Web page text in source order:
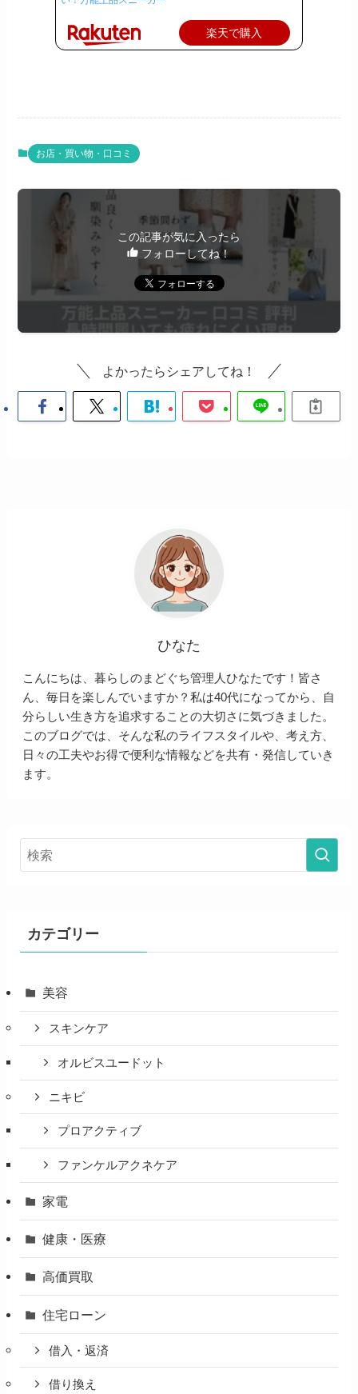
楽天で購入
お店・買い物・口コミ
この記事が気に入ったら
フォローしてね！
よかったらシェアしてね！
ひなた
こんにちは、暮らしのまどぐち管理人ひなたです！皆さ
ん、毎日を楽しんでいますか？私は40代になってから、自
分らしい生き方を追求することの大切さに気づきました。
このブログでは、そんな私のライフスタイルや、考え方、
日々の工夫やお得で便利な情報などを共有・発信していき
ます。
カテゴリー
美容
スキンケア
オルビスユードット
ニキビ
プロアクティブ
ファンケルアクネケア
家電
健康・医療
高価買取
住宅ローン
借入・返済
借り換え